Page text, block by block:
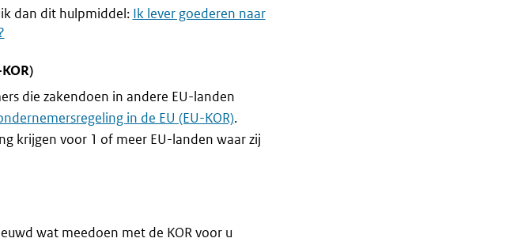
dan dit hulpmiddel: Ik lever goederen naar
die zakendoen in andere EU-landen
in de EU (EU-KOR).
krijgen voor 1 of meer EU-landen waar zij
wat meedoen met de KOR voor u